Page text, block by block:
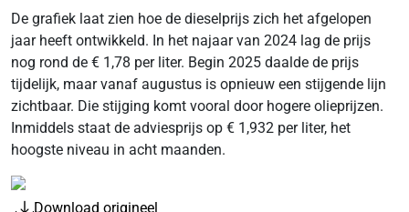
De grafiek laat zien hoe de dieselprijs zich het afgelopen
jaar heeft ontwikkeld. In het najaar van 2024 lag de prijs
nog rond de € 1,78 per liter. Begin 2025 daalde de prijs
tijdelijk, maar vanaf augustus is opnieuw een stijgende lijn
zichtbaar. Die stijging komt vooral door hogere olieprijzen.
Inmiddels staat de adviesprijs op € 1,932 per liter, het
hoogste niveau in acht maanden.
Download origineel